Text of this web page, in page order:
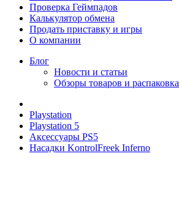
Проверка Геймпадов
Калькулятор обмена
Продать приставку и игры
О компании
Блог
Новости и статьи
Обзоры товаров и распаковка
Playstation
Playstation 5
Аксессуары PS5
Насадки KontrolFreek Inferno